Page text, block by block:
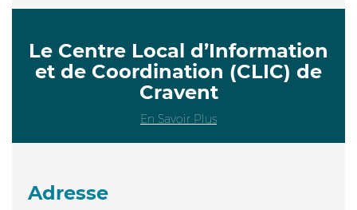
Le Centre Local d’Information
et de Coordination (CLIC) de
Cravent
En Savoir Plus
Adresse